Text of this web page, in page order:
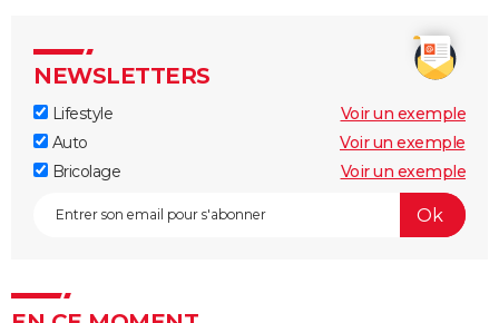
NEWSLETTERS
Lifestyle
Voir un exemple
Auto
Voir un exemple
Bricolage
Voir un exemple